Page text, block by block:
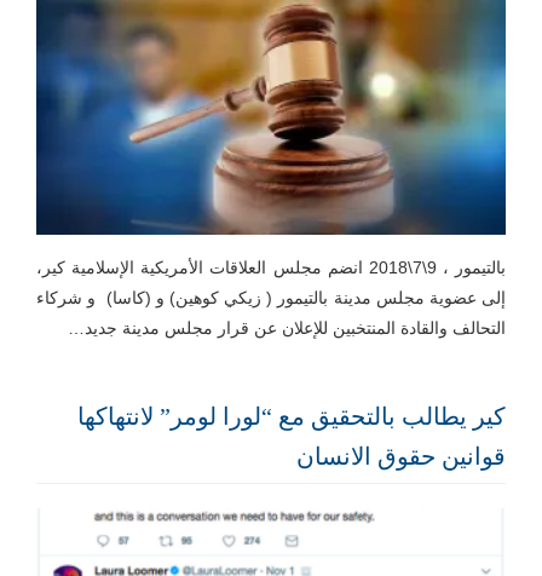
بالتيمور ، 9\7\2018 انضم مجلس العلاقات الأمريكية الإسلامية كير،
إلى عضوية مجلس مدينة بالتيمور ( زيكي كوهين) و (كاسا) و شركاء
التحالف والقادة المنتخبين للإعلان عن قرار مجلس مدينة جديد…
كير يطالب بالتحقيق مع “لورا لومر” لانتهاكها
قوانين حقوق الانسان